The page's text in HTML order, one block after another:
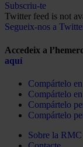
Subscriu-te
Twitter feed is not
Segueix-nos a
Accedeix a
aquí
Compártelo
Compártelo
Compártelo
Compártelo
Sobre la RMC